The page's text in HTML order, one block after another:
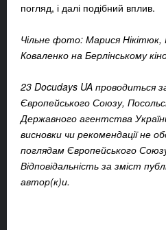
погляд, і далі подібний вплив.
Чільне фото: Марися Нікітюк,
Коваленко на Берлінському
23 Docudays UA проводиться
Європейського Союзу,
Державного агентства
висновки чи рекомендації не
поглядам Європейського
Відповідальність за зміст
автор(к)и.